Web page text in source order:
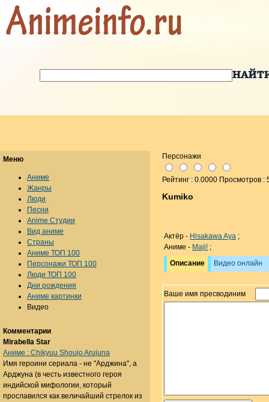
Персонажи
Рейтинг : 0.0000 Просмотров :
Kumiko
Актёр - Hisakawa Aya ;
Аниме - Maji! ;
Описание
Видео онлайн
Ваше имя пресводиним
Меню
Аниме
Жанры
Люди
Песни
Anime Студии
Вид аниме
Страны
Аниме ТОП 100
Персонажи ТОП 100
Люди ТОП 100
Дни рождения
Аниме картинки
Видео
Комментарии
Mirabella Star
Аниме : Chikyuu Shoujo Arujuna
Имя героини сериала - не "Арджина", а
Арджуна (в честь известного героя
индийской мифологии, который
прославился как величайший стрелок из